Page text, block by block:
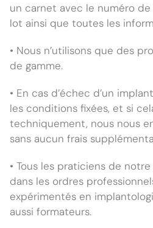
un carnet avec le numéro
lot ainsi que toutes les
• Nous n’utilisons que des
de gamme.
• En cas d’échec d’un
les conditions fixées, et si
techniquement, nous nous
sans aucun frais
• Tous les praticiens de
dans les ordres
expérimentés en
aussi formateurs.